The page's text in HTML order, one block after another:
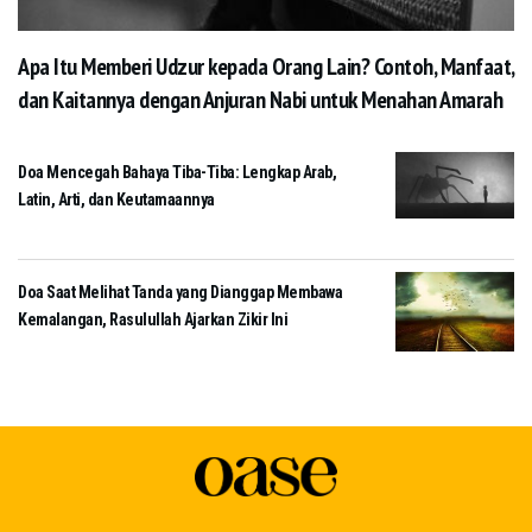
Apa Itu Memberi Udzur kepada Orang Lain? Contoh, Manfaat,
dan Kaitannya dengan Anjuran Nabi untuk Menahan Amarah
Doa Mencegah Bahaya Tiba-Tiba: Lengkap Arab,
Latin, Arti, dan Keutamaannya
Doa Saat Melihat Tanda yang Dianggap Membawa
Kemalangan, Rasulullah Ajarkan Zikir Ini